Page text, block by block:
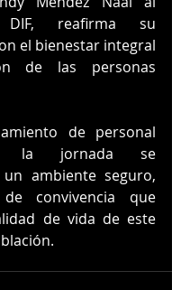
reafirma su
el bienestar integral
de las personas
de personal
la jornada se
ambiente seguro,
convivencia que
de vida de este